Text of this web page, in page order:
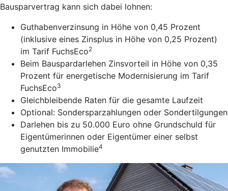
Bausparvertrag kann sich dabei lohnen:
Guthabenverzinsung in Höhe von 0,45 Prozent
(inklusive eines Zinsplus in Höhe von 0,25 Prozent)
im Tarif FuchsEco2
Beim Bauspardarlehen Zinsvorteil in Höhe von 0,35
Prozent für energetische Modernisierung im Tarif
FuchsEco3
Gleichbleibende Raten für die gesamte Laufzeit
Optional: Sondersparzahlungen oder Sondertilgungen
Darlehen bis zu 50.000 Euro ohne Grundschuld für
Eigentümerinnen oder Eigentümer einer selbst
genutzten Immobilie4